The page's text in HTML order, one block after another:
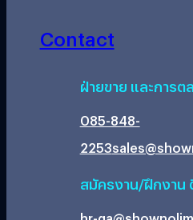
Contact
ฝ่ายขาย และการต
085-848-
2253
สมัครงาน/ฝึกงาน